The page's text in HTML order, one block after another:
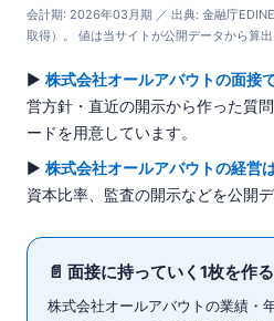
会計期: 2026年03月期 ／ 出典: 金融庁
取得）。 値は当サイトが公開データから算出
▶ 株式会社オールアバウトの面接
営方針・直近の開示から作った質
ードを用意しています。
▶ 株式会社オールアバウトの経営
資本比率、監査の開示などを公開
📄 面接に持っていく1枚を作る
株式会社オールアバウトの業績・